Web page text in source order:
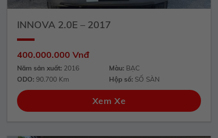
INNOVA 2.0E – 2017
400.000.000 Vnđ
Năm sản xuất:2016 Màu: BẠC
ODO:90.700 Km Hộp số: SỐ SÀN
Xem Xe